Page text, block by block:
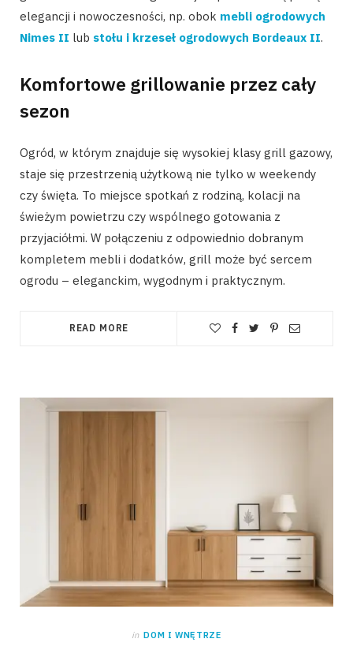
elegancji i nowoczesności, np. obok mebli ogrodowych
Nimes II lub stołu i krzeseł ogrodowych Bordeaux II.
Komfortowe grillowanie przez cały
sezon
Ogród, w którym znajduje się wysokiej klasy grill gazowy,
staje się przestrzenią użytkową nie tylko w weekendy
czy święta. To miejsce spotkań z rodziną, kolacji na
świeżym powietrzu czy wspólnego gotowania z
przyjaciółmi. W połączeniu z odpowiednio dobranym
kompletem mebli i dodatków, grill może być sercem
ogrodu – eleganckim, wygodnym i praktycznym.
READ MORE
in DOM I WNĘTRZE